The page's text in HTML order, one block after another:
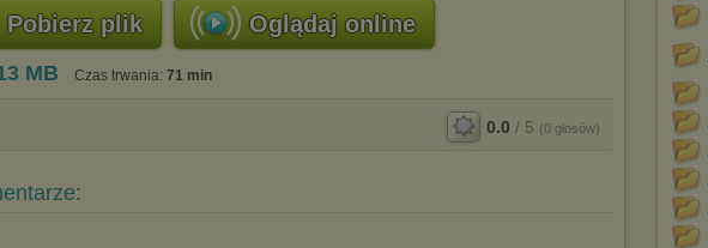
Pobierz plik Oglądaj online
MB Czas trwania: 71 min
0.0 / 5 (0 głosów)